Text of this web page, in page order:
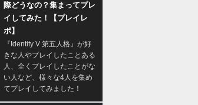
際どうなの？集まってプレ
イしてみた！【プレイレ
ポ】
『Identity V 第五人格』が好
きな人やプレイしたことある
人、全くプレイしたことがな
い人など、様々な4人を集め
てプレイしてみました！